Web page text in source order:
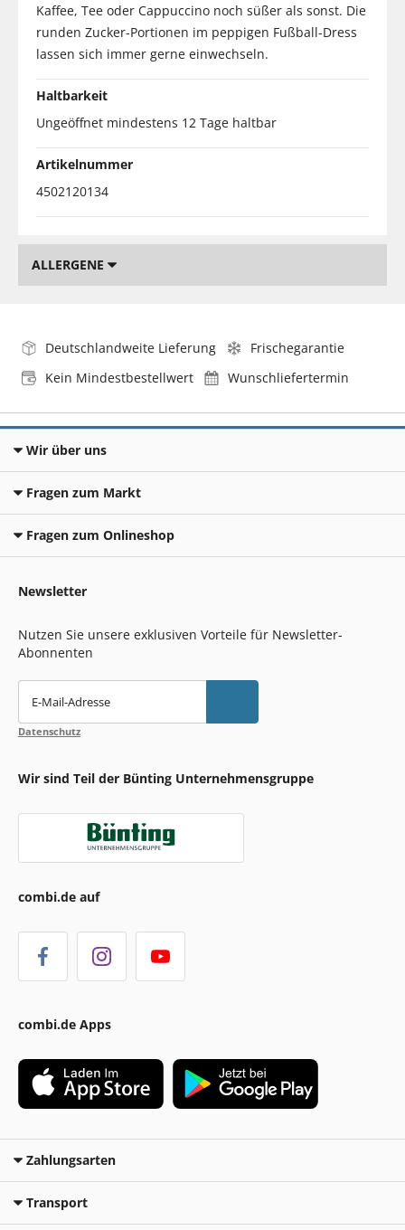
Kaffee, Tee oder Cappuccino noch süßer als sonst. Die
runden Zucker-Portionen im peppigen Fußball-Dress
lassen sich immer gerne einwechseln.
Haltbarkeit
Ungeöffnet mindestens 12 Tage haltbar
Artikelnummer
4502120134
ALLERGENE
Deutschlandweite Lieferung
Frischegarantie
Kein Mindestbestellwert
Wunschliefertermin
Wir über uns
Fragen zum Markt
Fragen zum Onlineshop
Newsletter
Nutzen Sie unsere exklusiven Vorteile für Newsletter-
Abonnenten
E-Mail-Adresse
Datenschutz
Wir sind Teil der Bünting Unternehmensgruppe
combi.de auf
combi.de Apps
Zahlungsarten
Transport